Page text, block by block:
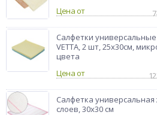
Цена от
Салфетки
VETTA, 2 шт, 25х30см,
цвета
Цена от
Салфетка универсальная
слоев, 30х30 см